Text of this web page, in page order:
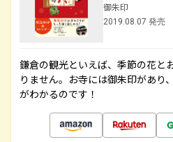
御朱印
2019.08.07 発売
鎌倉の観光といえば、季節の花と
りません。お寺には御朱印があり
がわかるのです！